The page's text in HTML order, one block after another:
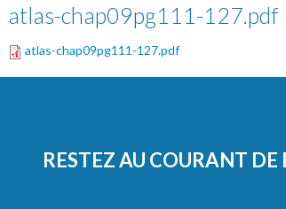
atlas-chap09pg111-127.pdf
atlas-chap09pg111-127.pdf
RESTEZ AU COURANT